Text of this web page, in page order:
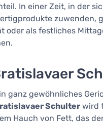
In einer Zeit, in der
zuwenden,
oder als festliches
ganz gewöhnliches
Schulter wird
Hauch von Fett, das